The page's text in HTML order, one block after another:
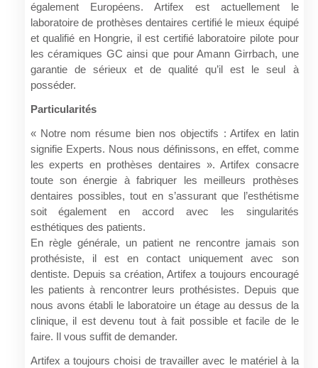
également Européens. Artifex est actuellement le
laboratoire de prothèses dentaires certifié le mieux équipé
et qualifié en Hongrie, il est certifié laboratoire pilote pour
les céramiques GC ainsi que pour Amann Girrbach, une
garantie de sérieux et de qualité qu’il est le seul à
posséder.
Particularités
« Notre nom résume bien nos objectifs : Artifex en latin
signifie Experts. Nous nous définissons, en effet, comme
les experts en prothèses dentaires ». Artifex consacre
toute son énergie à fabriquer les meilleurs prothèses
dentaires possibles, tout en s’assurant que l’esthétisme
soit également en accord avec les singularités
esthétiques des patients.
En règle générale, un patient ne rencontre jamais son
prothésiste, il est en contact uniquement avec son
dentiste. Depuis sa création, Artifex a toujours encouragé
les patients à rencontrer leurs prothésistes. Depuis que
nous avons établi le laboratoire un étage au dessus de la
clinique, il est devenu tout à fait possible et facile de le
faire. Il vous suffit de demander.
Artifex a toujours choisi de travailler avec le matériel à la